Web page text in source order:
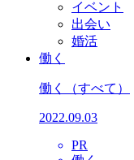
イベント
出会い
婚活
働く
働く （すべて）
2022.09.03
PR